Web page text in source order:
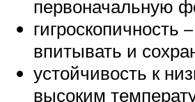
первоначальную
гигроскопичность
впитывать и
устойчивость к
высоким